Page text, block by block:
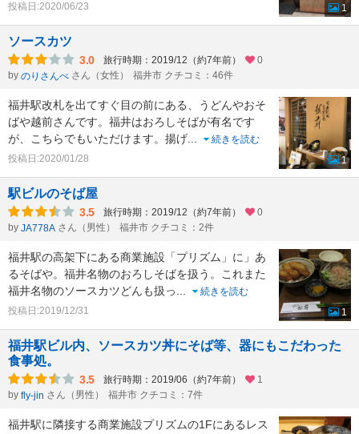
投稿日:2020/06/23
1
ソースカツ
3.0 旅行時期：2019/12（約7年前）
0
by のりさんぺ さん（女性） 福井市 クチコミ：46件
福井駅改札を出てすぐ目の前にある、うどんやおそ
ばや越前さんです。福井はおろしそばが有名です
が、こちらでもいただけます。揚げ...
続きを読む
投稿日:2020/01/28
1
駅ビルのそば屋
3.5 旅行時期：2019/12（約7年前）
0
by JA778A さん（男性） 福井市 クチコミ：2件
福井駅の高架下にある商業施設「プリズム」に」あ
るそばや。福井名物のおろしそばを扱う。これまた
福井名物のソースカツどんも扱っ...
続きを読む
投稿日:2019/12/31
1
福井駅ビル内、ソースカツ丼にそば等、器にもこだわった
食事処。
3.5 旅行時期：2019/06（約7年前）
1
by fly-jin さん（男性） 福井市 クチコミ：7件
福井駅に隣接する商業施設プリズムの1Fにあるレス